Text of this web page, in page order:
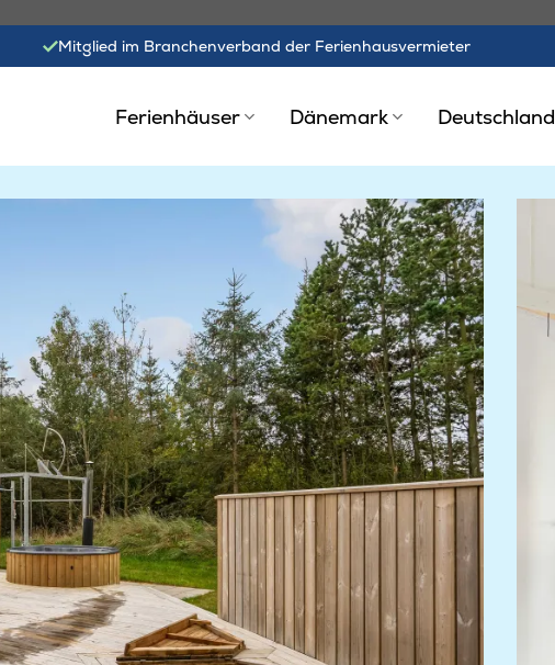
Mitglied im Branchenverband der Ferienhausvermieter
Ferienhäuser Dänemark Deutschland